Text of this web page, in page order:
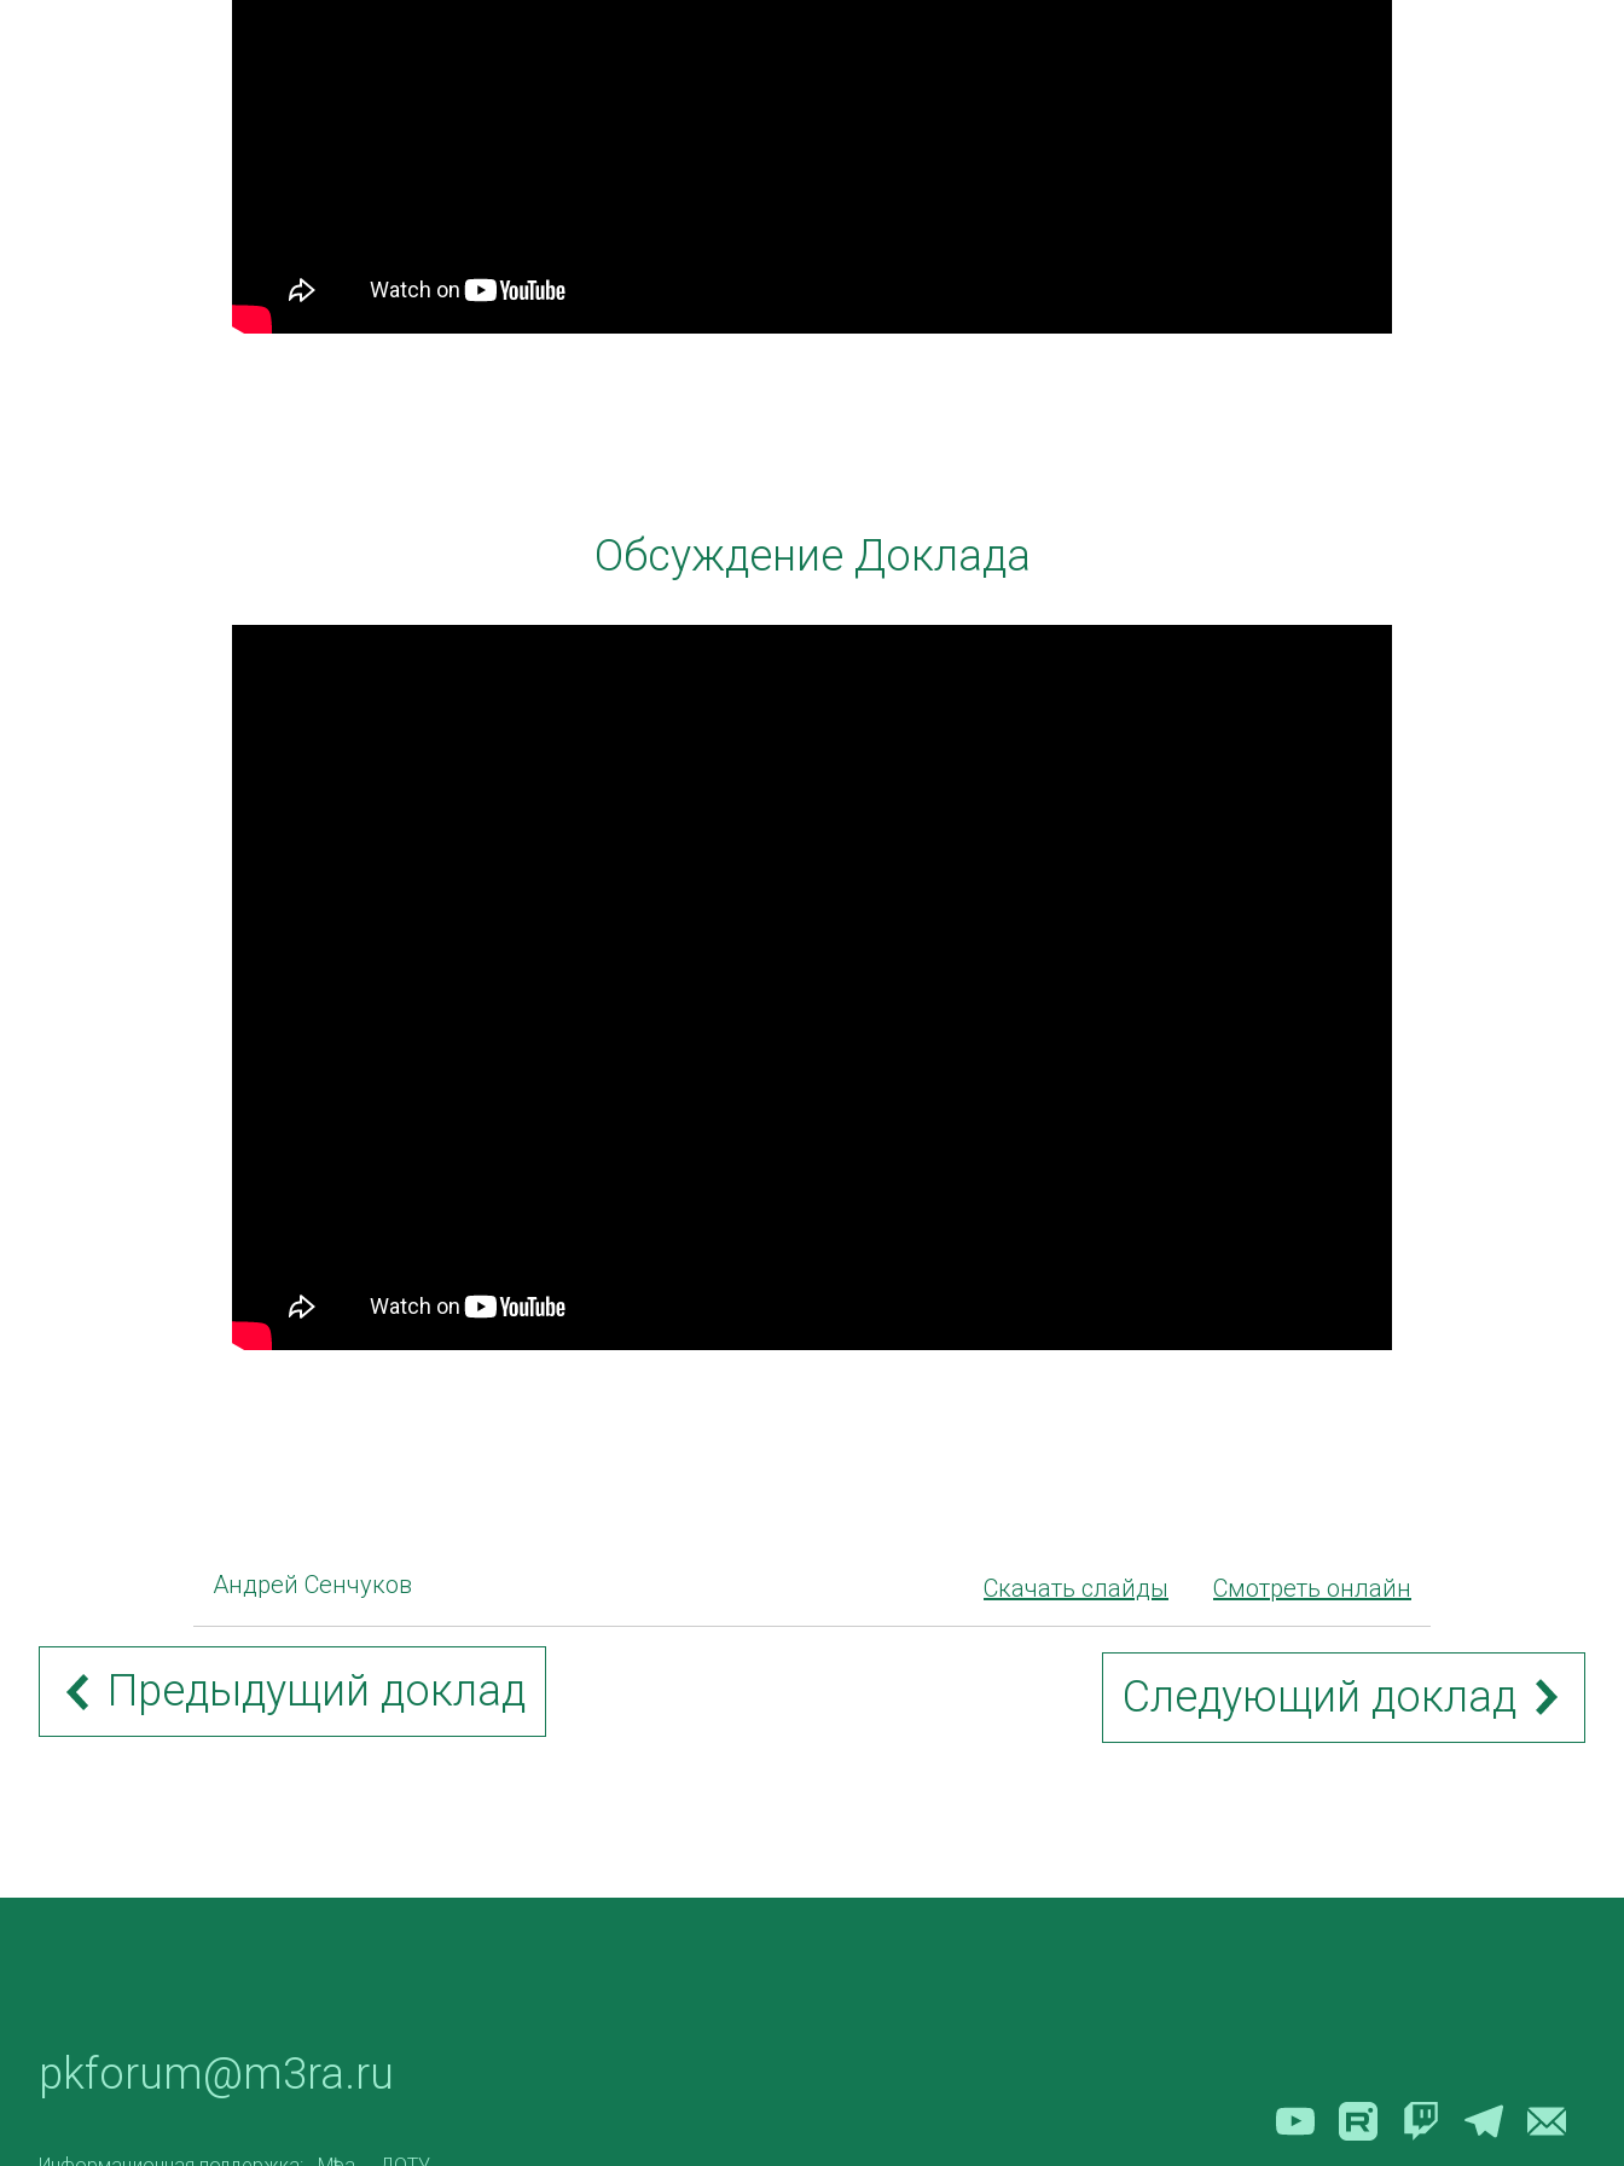
Обсуждение Доклада
Андрей Сенчуков Скачать слайды Смотреть онлайн
Предыдущий доклад Следующий доклад
pkforum@m3ra.ru